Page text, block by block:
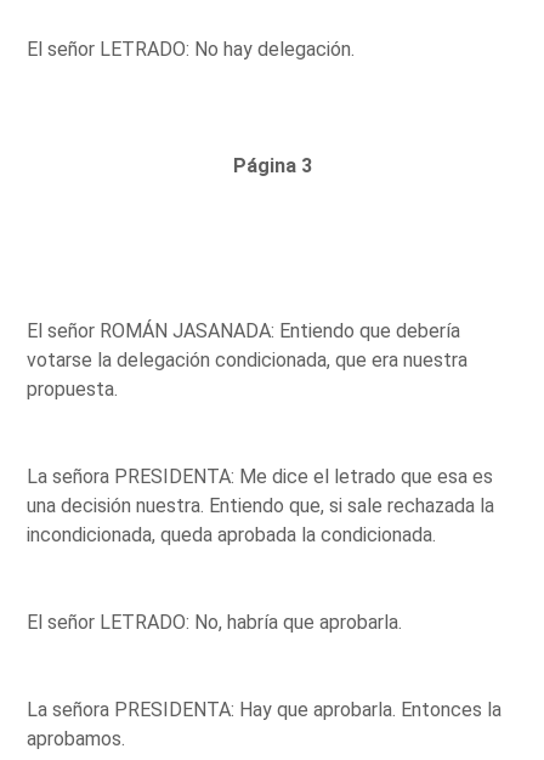
El señor LETRADO: No hay delegación.
Página 3
El señor ROMÁN JASANADA: Entiendo que debería
votarse la delegación condicionada, que era nuestra
propuesta.
La señora PRESIDENTA: Me dice el letrado que esa es
una decisión nuestra. Entiendo que, si sale rechazada la
incondicionada, queda aprobada la condicionada.
El señor LETRADO: No, habría que aprobarla.
La señora PRESIDENTA: Hay que aprobarla. Entonces la
aprobamos.